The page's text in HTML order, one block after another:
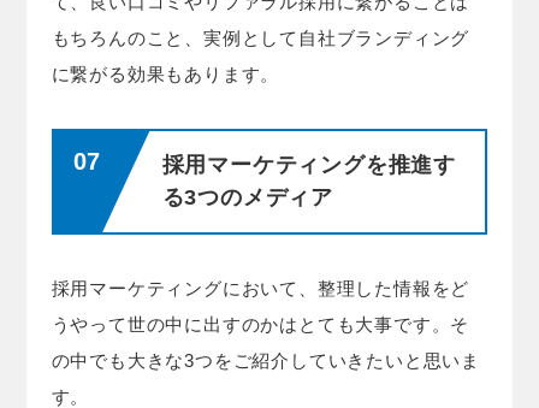
もちろんのこと、実例として自社ブランディング
に繋がる効果もあります。
採用マーケティングを推進す
る3つのメディア
採用マーケティングにおいて、整理した情報をど
うやって世の中に出すのかはとても大事です。そ
の中でも大きな3つをご紹介していきたいと思いま
す。